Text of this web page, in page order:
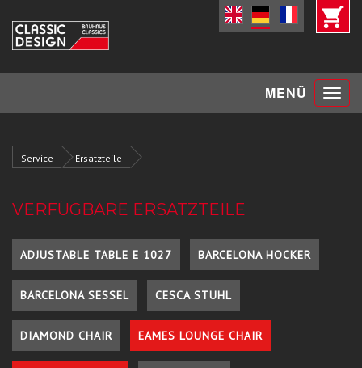
MENÜ Toggle
Service Ersatzteile
VERFÜGBARE ERSATZTEILE
ADJUSTABLE TABLE E 1027 BARCELONA HOCKER
BARCELONA SESSEL CESCA STUHL
DIAMOND CHAIR EAMES LOUNGE CHAIR